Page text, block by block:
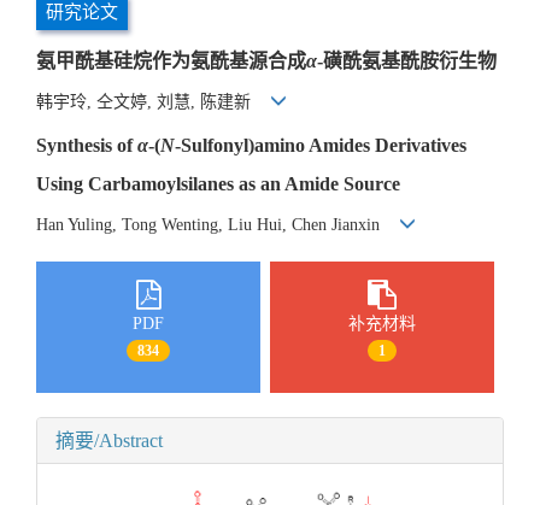
研究论文
氨甲酰基硅烷作为氨酰基源合成α-磺酰氨基酰胺衍生物
韩宇玲, 仝文婷, 刘慧, 陈建新
Synthesis ofα-(N-Sulfonyl)amino Amides Derivatives
Using Carbamoylsilanes as an Amide Source
Han Yuling, Tong Wenting, Liu Hui, Chen Jianxin
PDF
834
补充材料
1
摘要/Abstract